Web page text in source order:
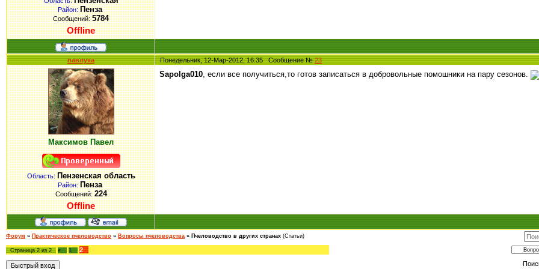
Район: Пенза
Сообщений:5784
Offline
павлуха Понедельник, 12-Мар-2012, 16:35 Сообщение №23
Максимов Павел
Область:Пензенская область
Район: Пенза
Сообщений:224
Offline
Sapolga010, если все получиться,то готов записаться в добровольные помошники на пару сезонов.
Форум » Практическое пчеловодство » Вопросы пчеловодства » Пчеловодство в других странах (Статьи)
Страница2из2 « 1
2